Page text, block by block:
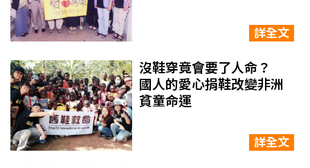
詳全文
沒鞋穿竟會要了人命？
國人的愛心捐鞋改變非洲
貧童命運
詳全文